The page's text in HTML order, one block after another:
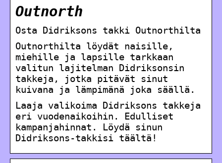
Outnorth
Osta Didriksons takki Outnorthilta
Outnorthilta löydät naisille,
miehille ja lapsille tarkkaan
valitun lajitelman Didriksonsin
takkeja, jotka pitävät sinut
kuivana ja lämpimänä joka säällä.
Laaja valikoima Didriksons takkeja
eri vuodenaikoihin. Edulliset
kampanjahinnat. Löydä sinun
Didriksons-takkisi täältä!